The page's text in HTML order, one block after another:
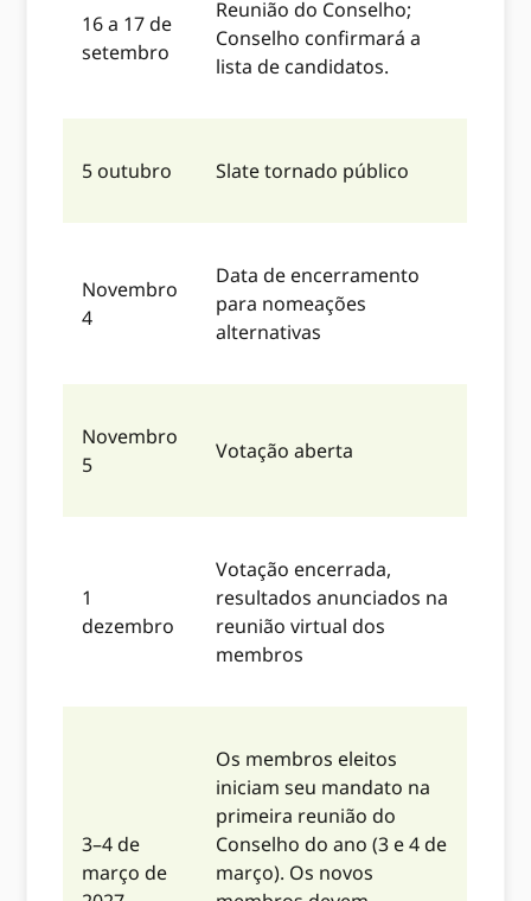
16 a 17 de
setembro
Reunião do Conselho;
Conselho confirmará a
lista de candidatos.
5 outubro Slate tornado público
Novembro
4
Data de encerramento
para nomeações
alternativas
Novembro
5
Votação aberta
1
dezembro
Votação encerrada,
resultados anunciados na
reunião virtual dos
membros
3–4 de
março de
Os membros eleitos
iniciam seu mandato na
primeira reunião do
Conselho do ano (3 e 4 de
março). Os novos